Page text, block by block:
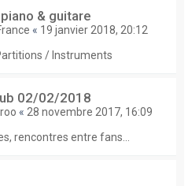
& guitare
« 19 janvier 2018, 20:12
/ Instruments
02/02/2018
« 28 novembre 2017, 16:09
rencontres entre fans...